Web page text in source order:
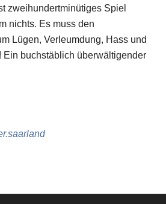
zweihundertminütiges Spiel
nichts. Es muss den
Lügen, Verleumdung, Hass und
Ein buchstäblich überwältigender